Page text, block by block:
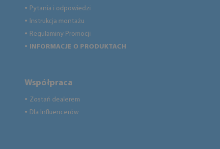
● Pytania i odpowiedzi
● Instrukcja montażu
● Regulaminy Promocji
● INFORMACJE O PRODUKTACH
Współpraca
● Zostań dealerem
● Dla Influencerów